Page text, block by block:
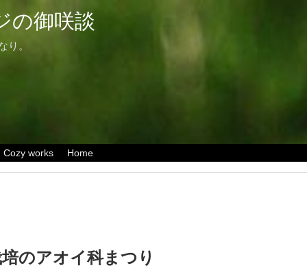
の御咲談
り。
Cozy works Home
のアオイ科まつり